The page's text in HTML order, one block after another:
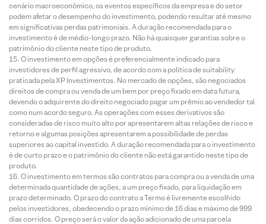
cenário macroeconômico, os eventos específicos da empresa e do setor
podem afetar o desempenho do investimento, podendo resultar até mesmo
em significativas perdas patrimoniais. A duração recomendada para o
investimento é de médio-longo prazo. Não há quaisquer garantias sobre o
patrimônio do cliente neste tipo de produto.
O investimento em opções é preferencialmente indicado para
investidores de perfil agressivo, de acordo com a política de suitability
praticada pela XP Investimentos. No mercado de opções, são negociados
direitos de compra ou venda de um bem por preço fixado em data futura,
devendo o adquirente do direito negociado pagar um prêmio ao vendedor tal
como num acordo seguro. As operações com esses derivativos são
consideradas de risco muito alto por apresentarem altas relações de risco e
retorno e algumas posições apresentarem a possibilidade de perdas
superiores ao capital investido. A duração recomendada para o investimento
é de curto prazo e o patrimônio do cliente não está garantido neste tipo de
produto.
O investimento em termos são contratos para compra ou a venda de uma
determinada quantidade de ações, a um preço fixado, para liquidação em
prazo determinado. O prazo do contrato a Termo é livremente escolhido
pelos investidores, obedecendo o prazo mínimo de 16 dias e máximo de 999
dias corridos. O preço será o valor da ação adicionado de uma parcela